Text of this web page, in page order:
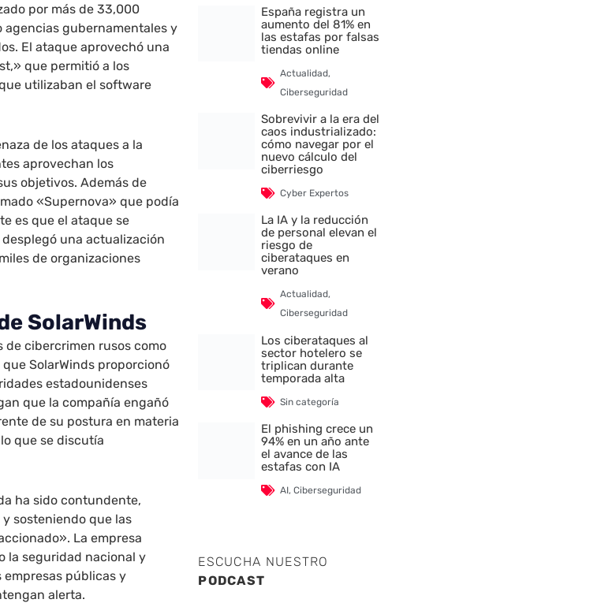
por más de 33,000
agencias gubernamentales y
El ataque aprovechó una
que permitió a los
utilizaban el software
de los ataques a la
aprovechan los
objetivos. Además de
«Supernova» que podía
es que el ataque se
una actualización
de organizaciones
SolarWinds
cibercrimen rusos como
SolarWinds proporcionó
estadounidenses
que la compañía engañó
de su postura en materia
que se discutía
ha sido contundente,
sosteniendo que las
La empresa
la seguridad nacional y
públicas y
alerta.
España registra un
aumento del 81% en
las estafas por falsas
tiendas online
Actualidad,
Ciberseguridad
Sobrevivir a la era del
caos industrializado:
cómo navegar por el
nuevo cálculo del
ciberriesgo
Cyber Expertos
La IA y la reducción
de personal elevan el
riesgo de
ciberataques en
verano
Actualidad,
Ciberseguridad
Los ciberataques al
sector hotelero se
triplican durante
temporada alta
Sin categoría
El phishing crece un
94% en un año ante
el avance de las
estafas con IA
AI,Ciberseguridad
ESCUCHA NUESTRO
PODCAST